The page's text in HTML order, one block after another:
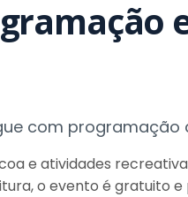
com programação
e atividades
o evento é gratuito